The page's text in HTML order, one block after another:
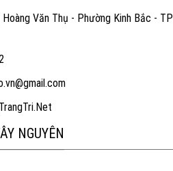
Văn Thụ - Phường Kinh Bắc - TP
NGUYÊN